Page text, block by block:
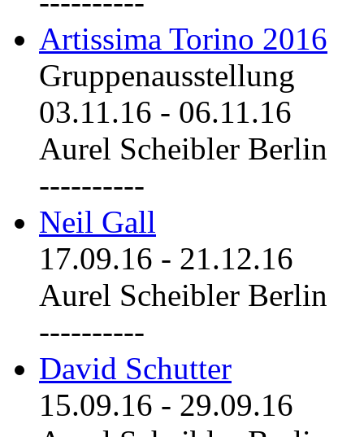
Artissima Torino 2016
Gruppenausstellung
03.11.16 - 06.11.16
Aurel Scheibler Berlin
----------
Neil Gall
17.09.16 - 21.12.16
Aurel Scheibler Berlin
----------
David Schutter
15.09.16 - 29.09.16